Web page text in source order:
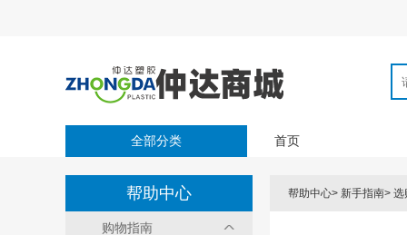
全部分类 首页
帮助中心
购物指南
帮助中心> 新手指南> 选